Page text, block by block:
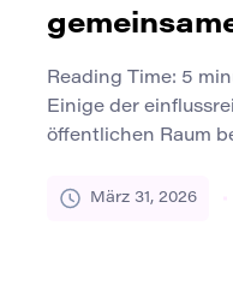
Reading Time: 5
Einige der
öffentlichen Raum
Designstudio. Sie
März 31, 2026